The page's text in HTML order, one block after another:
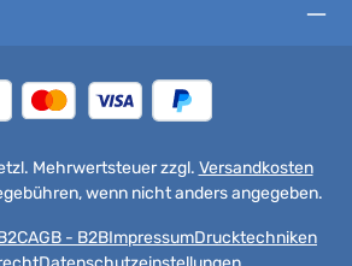
Mehrwertsteuer zzgl. Versandkosten
wenn nicht anders angegeben.
AGB - B2BImpressumDrucktechniken